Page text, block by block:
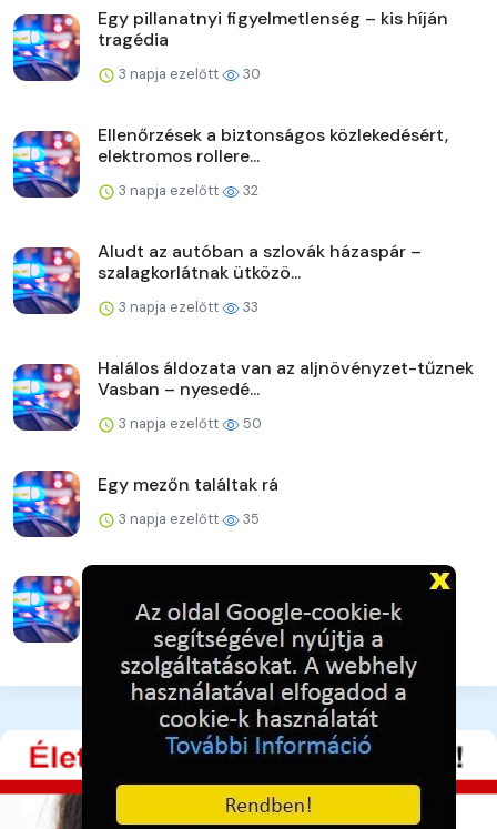
Egy pillanatnyi figyelmetlenség – kis híján
tragédia
3 napja ezelőtt 30
Ellenőrzések a biztonságos közlekedésért,
elektromos rollere...
3 napja ezelőtt 32
Aludt az autóban a szlovák házaspár –
szalagkorlátnak ütközö...
3 napja ezelőtt 33
Halálos áldozata van az aljnövényzet-tűznek
Vasban – nyesedé...
3 napja ezelőtt 50
Egy mezőn találtak rá
3 napja ezelőtt 35
Józsefvárosban és Ferencvárosb...
3 napja ezelőtt 36